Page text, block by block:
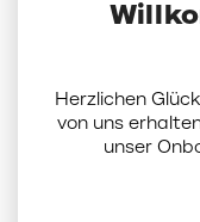
Herzlichen
von uns
unser